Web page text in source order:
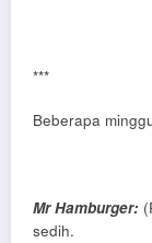
***
Beberapa
Mr Hamburger:
sedih.